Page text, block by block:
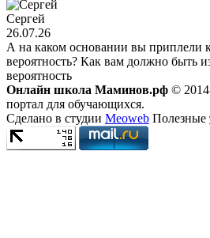
Сергей
26.07.26
А на каком основании вы приплели
вероятность? Как вам должно быть
вероятность
Онлайн школа Маминов.рф ©
портал для обучающихся.
Сделано в студии Meoweb Полезные